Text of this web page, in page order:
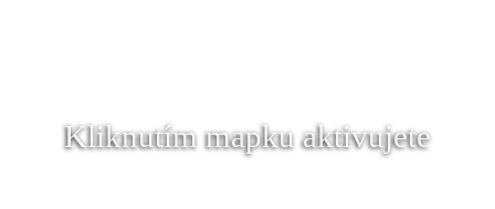
Kliknutím mapku aktivujete